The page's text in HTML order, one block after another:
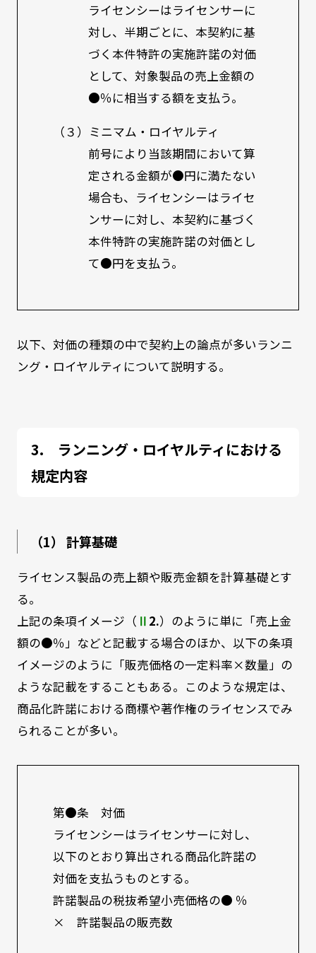
ライセンシーはライセンサーに
対し、半期ごとに、本契約に基
づく本件特許の実施許諾の対価
として、対象製品の売上金額の
●％に相当する額を支払う。
（３）ミニマム・ロイヤルティ
前号により当該期間において算
定される金額が●円に満たない
場合も、ライセンシーはライセ
ンサーに対し、本契約に基づく
本件特許の実施許諾の対価とし
て●円を支払う。
以下、対価の種類の中で契約上の論点が多いランニ
ング・ロイヤルティについて説明する。
ランニング・ロイヤルティにおける
規定内容
（1） 計算基礎
ライセンス製品の売上額や販売金額を計算基礎とす
る。
上記の条項イメージ（ Ⅱ 2.）のように単に「売上金
額の●％」などと記載する場合のほか、以下の条項
イメージのように「販売価格の一定料率×数量」の
ような記載をすることもある。このような規定は、
商品化許諾における商標や著作権のライセンスでみ
られることが多い。
第●条 対価
ライセンシーはライセンサーに対し、
以下のとおり算出される商品化許諾の
対価を支払うものとする。
許諾製品の税抜希望小売価格の● ％
× 許諾製品の販売数